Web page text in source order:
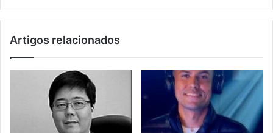
Artigos relacionados